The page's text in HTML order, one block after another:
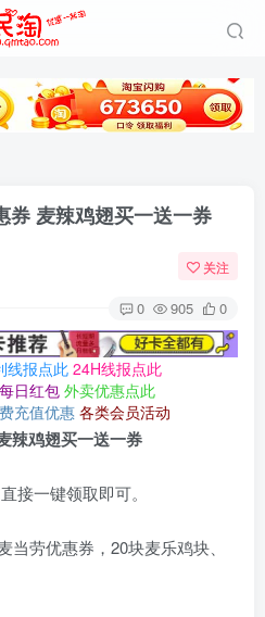
券 麦辣鸡翅买一送一券
关注
0 905 0
线报点此 24H线报点此
日红包 外卖优惠点此
充值优惠 各类会员活动
辣鸡翅买一送一券
接一键领取即可。
劳优惠券，20块麦乐鸡块、